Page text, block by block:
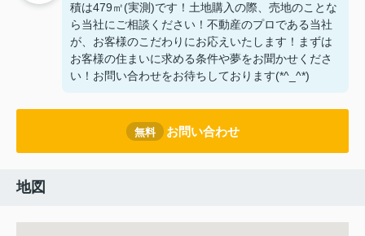
積は479㎡(実測)です！土地購入の際、売地のことな
ら当社にご相談ください！不動産のプロである当社
が、お客様のこだわりにお応えいたします！まずは
お客様の住まいに求める条件や夢をお聞かせくださ
い！お問い合わせをお待ちしております(*^_^*)
無料 お問い合わせ
地図